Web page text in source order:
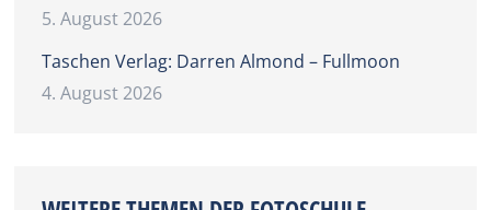
5. August 2026
Taschen Verlag: Darren Almond – Fullmoon
4. August 2026